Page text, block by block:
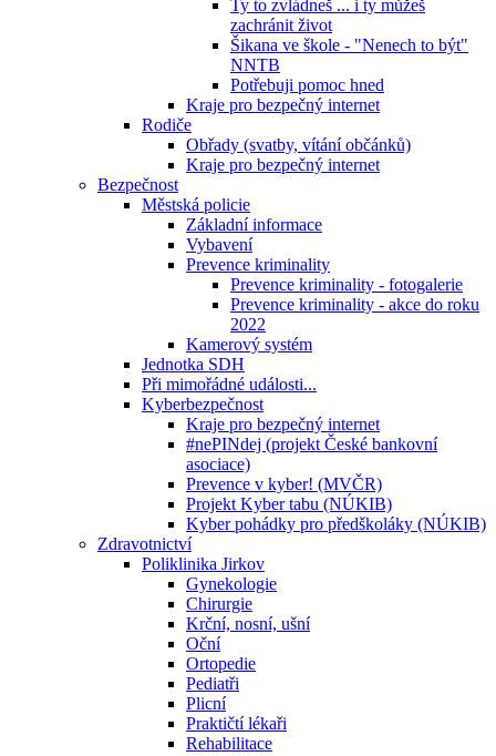
Ty to zvládneš ... i ty můžeš
zachránit život
Šikana ve škole - "Nenech to být"
NNTB
Potřebuji pomoc hned
Kraje pro bezpečný internet
Rodiče
Obřady (svatby, vítání občánků)
Kraje pro bezpečný internet
Bezpečnost
Městská policie
Základní informace
Vybavení
Prevence kriminality
Prevence kriminality - fotogalerie
Prevence kriminality - akce do roku
2022
Kamerový systém
Jednotka SDH
Při mimořádné události...
Kyberbezpečnost
Kraje pro bezpečný internet
#nePINdej (projekt České bankovní
asociace)
Prevence v kyber! (MVČR)
Projekt Kyber tabu (NÚKIB)
Kyber pohádky pro předškoláky (NÚKIB)
Zdravotnictví
Poliklinika Jirkov
Gynekologie
Chirurgie
Krční, nosní, ušní
Oční
Ortopedie
Pediatři
Plicní
Praktičtí lékaři
Rehabilitace